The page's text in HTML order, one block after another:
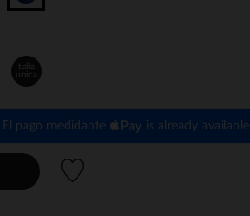
talla
unica
El pago medidante is already available